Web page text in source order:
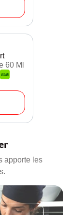
60 Ml
apporte les